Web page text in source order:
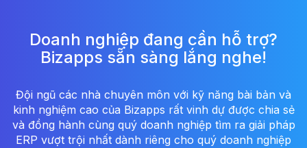
Doanh nghiệp đang cần hỗ trợ?
Bizapps sẵn sàng lắng nghe!
Đội ngũ các nhà chuyên môn với kỹ năng bài bản và
kinh nghiệm cao của Bizapps rất vinh dự được chia sẻ
và đồng hành cùng quý doanh nghiệp tìm ra giải pháp
ERP vượt trội nhất dành riêng cho quý doanh nghiệp